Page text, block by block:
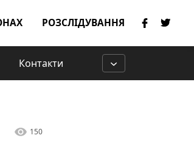
РОЗСЛІДУВАННЯ
Контакти
150